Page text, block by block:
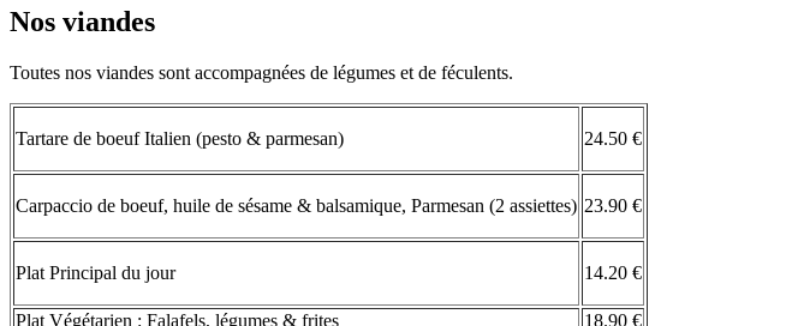
Nos viandes
Toutes nos viandes sont accompagnées de légumes et de féculents.
Tartare de boeuf Italien (pesto & parmesan) 24.50 €
Carpaccio de boeuf, huile de sésame & balsamique, Parmesan (2 assiettes) 23.90 €
Plat Principal du jour 14.20 €
Plat Végétarien : Falafels, légumes & frites
18.90 €